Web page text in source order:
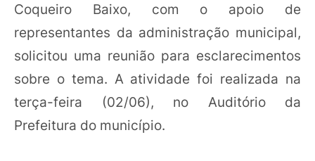
Coqueiro Baixo, com o apoio de
representantes da administração municipal,
solicitou uma reunião para esclarecimentos
sobre o tema. A atividade foi realizada na
terça-feira (02/06), no Auditório da
Prefeitura do município.